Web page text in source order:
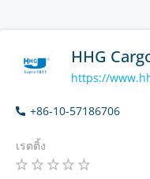
HHG
https://
+86-10-57186706
เรตติ้ง